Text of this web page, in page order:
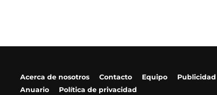
Acerca de nosotros Contacto Equipo
Publicidad
Anuario
Política de privacidad